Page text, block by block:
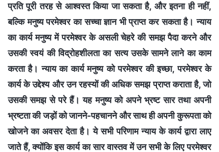
प्रति पूरी तरह से आश्वस्त किया जा सकता है, और इतना ही नहीं,
बल्कि मनुष्य परमेश्वर का सच्चा ज्ञान भी प्राप्त कर सकता है। न्याय
का कार्य मनुष्य में परमेश्वर के असली चेहरे की समझ पैदा करने और
उसकी स्वयं की विद्रोहशीलता का सत्य उसके सामने लाने का काम
करता है। न्याय का कार्य मनुष्य को परमेश्वर की इच्छा, परमेश्वर के
कार्य के उद्देश्य और उन रहस्यों की अधिक समझ प्राप्त कराता है, जो
उसकी समझ से परे हैं। यह मनुष्य को अपने भ्रष्ट सार तथा अपनी
भ्रष्टता की जड़ों को जानने-पहचानने और साथ ही अपनी कुरूपता को
खोजने का अवसर देता है। ये सभी परिणाम न्याय के कार्य द्वारा लाए
जाते हैं, क्योंकि इस कार्य का सार वास्तव में उन सभी के लिए परमेश्वर